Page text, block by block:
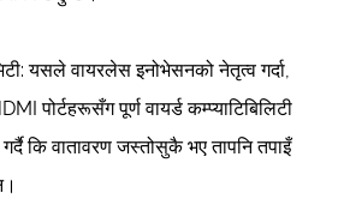
यसले वायरलेस इनोभेसनको नेतृत्व गर्दा,
पूर्ण वायर्ड कम्प्याटिबिलिटी
कि वातावरण जस्तोसुकै भए तापनि तपाइँ